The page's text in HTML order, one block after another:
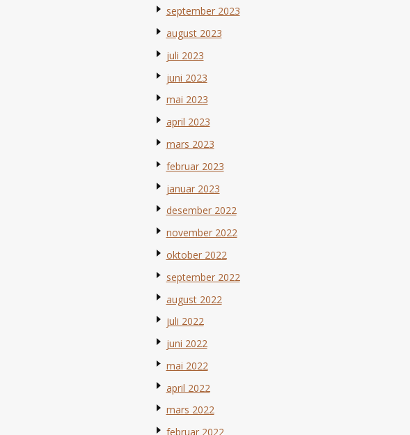
september 2023
august 2023
juli 2023
juni 2023
mai 2023
april 2023
mars 2023
februar 2023
januar 2023
desember 2022
november 2022
oktober 2022
september 2022
august 2022
juli 2022
juni 2022
mai 2022
april 2022
mars 2022
februar 2022